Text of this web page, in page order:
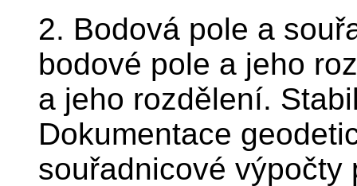
2. Bodová pole a
bodové pole a jeho
a jeho rozdělení.
Dokumentace
souřadnicové